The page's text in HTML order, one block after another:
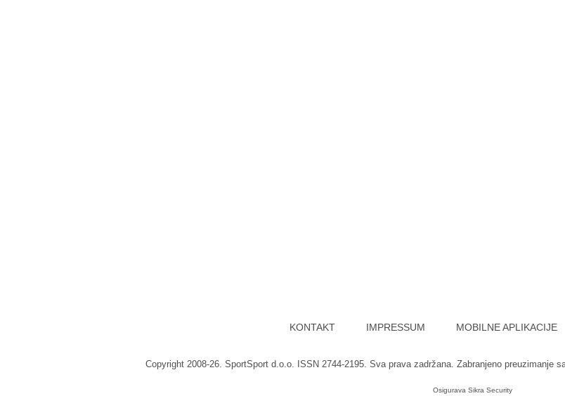
KONTAKT IMPRESSUM MOBILNE APLIKACIJE
Copyright 2008-26. SportSport d.o.o. ISSN 2744-2195. Sva prava zadržana. Zabranjeno preuzimanje
Osigurava Sikra Security